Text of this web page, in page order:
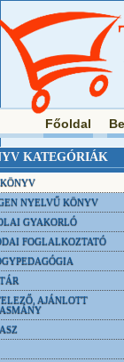
Főoldal
KATEGÓRIÁK
NYELVŰ KÖNYV
GYAKORLÓ
FOGLALKOZTATÓ
AJÁNLOTT